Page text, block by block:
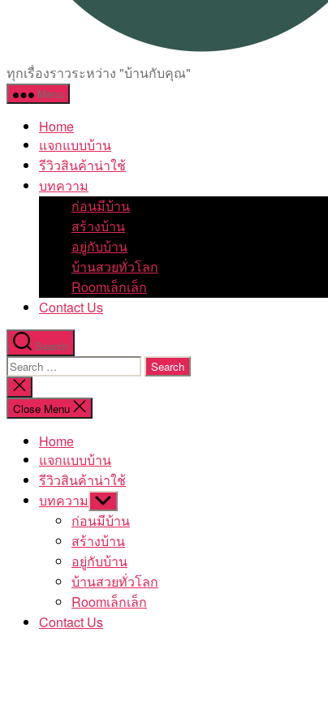
ทุกเรื่องราวระหว่าง "บ้านกับคุณ"
Menu
Home
แจกแบบบ้าน
รีวิวสินค้าน่าใช้
บทความ
ก่อนมีบ้าน
สร้างบ้าน
อยู่กับบ้าน
บ้านสวยทั่วโลก
Roomเล็กเล็ก
Contact Us
Search
Search
for:
Close
search
Close Menu
Home
แจกแบบบ้าน
รีวิวสินค้าน่าใช้
บทความ Show
sub
menu
ก่อนมีบ้าน
สร้างบ้าน
อยู่กับบ้าน
บ้านสวยทั่วโลก
Roomเล็กเล็ก
Contact Us